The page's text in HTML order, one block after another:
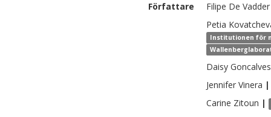
Författare Filipe De Vadder
Petia
Institutionen för
Daisy Goncalves
Jennifer Vinera |
Carine Zitoun |